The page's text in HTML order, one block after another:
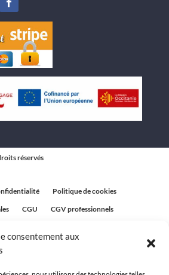
consentement aux
réservés
Politique de cookies
CGU
CGV professionnels